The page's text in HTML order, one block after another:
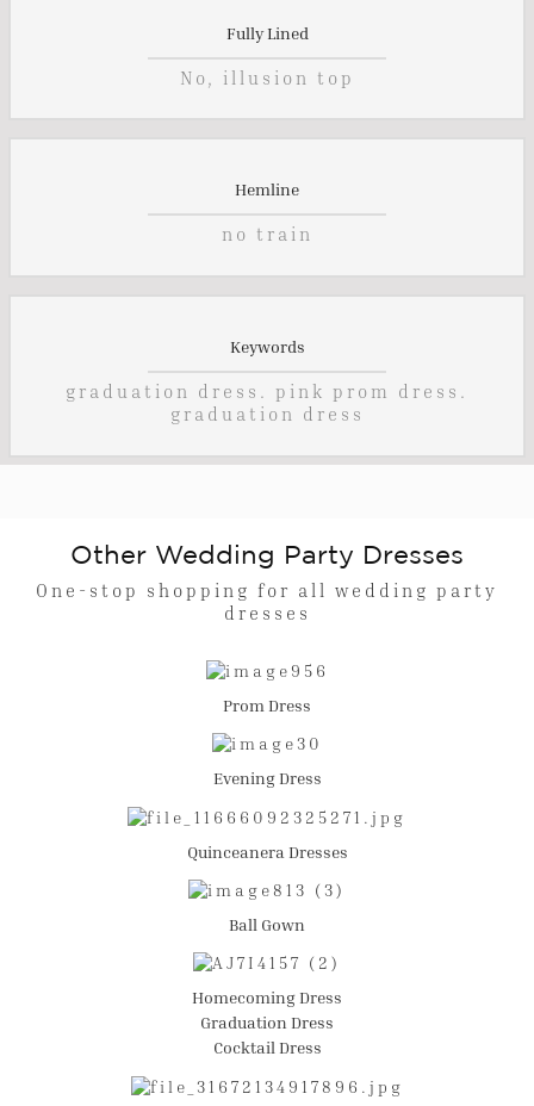
Fully Lined
No, illusion top
Hemline
no train
Keywords
graduation dress. pink prom dress.
graduation dress
Other Wedding Party Dresses
One-stop shopping for all wedding party
dresses
Prom Dress
Evening Dress
Quinceanera Dresses
Ball Gown
Homecoming Dress
Graduation Dress
Cocktail Dress